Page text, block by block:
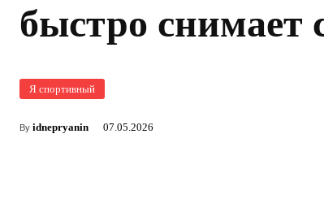
быстро снимает
Я спортивный
By idnepryanin 07.05.2026